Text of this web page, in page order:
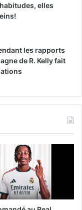
elles
les rapports
de R. Kelly fait